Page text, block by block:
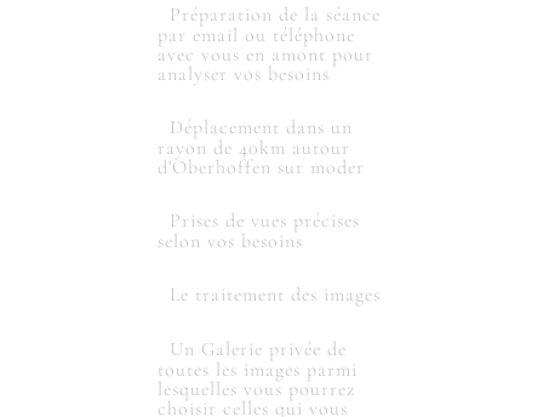
Préparation de la séance
par email ou téléphone
avec vous en amont pour
analyser vos besoins
Déplacement dans un
rayon de 40km autour
d'Oberhoffen sur moder
Prises de vues précises
selon vos besoins
Le traitement des images
Un Galerie privée de
toutes les images parmi
lesquelles vous pourrez
choisir celles qui vous